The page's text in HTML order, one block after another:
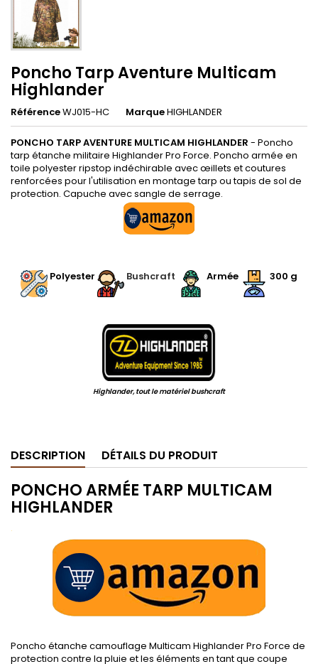
Poncho Tarp Aventure Multicam
Highlander
RéférenceWJ015-HC MarqueHIGHLANDER
PONCHO TARP AVENTURE MULTICAM HIGHLANDER - Poncho
tarp étanche militaire Highlander Pro Force. Poncho armée en
toile polyester ripstop indéchirable avec œillets et coutures
renforcées pour l'utilisation en montage tarp ou tapis de sol de
protection. Capuche avec sangle de serrage.
Polyester
Bushcraft Armée 300 g
Highlander, tout le matériel bushcraft
DESCRIPTION DÉTAILS DU PRODUIT
PONCHO ARMÉE TARP MULTICAM
HIGHLANDER
.
Poncho étanche camouflage Multicam Highlander Pro Force de
protection contre la pluie et les éléments en tant que coupe